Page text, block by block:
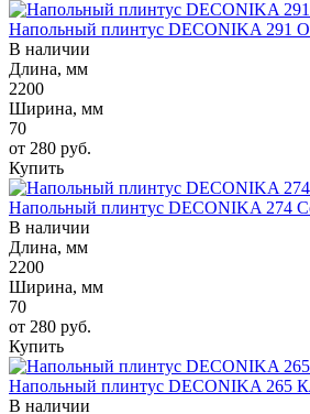
Напольный плинтус DECONIKA 291
В наличии
Длина, мм
2200
Ширина, мм
70
от 280 руб.
Купить
Напольный плинтус DECONIKA 274
В наличии
Длина, мм
2200
Ширина, мм
70
от 280 руб.
Купить
Напольный плинтус DECONIKA 265
В наличии